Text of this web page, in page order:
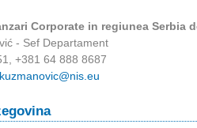
Corporate in regiunea Serbia
- Sef Departament
+381 64 888 8687